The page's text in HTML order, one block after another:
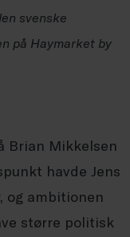
svenske
på Haymarket by
Brian Mikkelsen
havde Jens
og ambitionen
større politisk